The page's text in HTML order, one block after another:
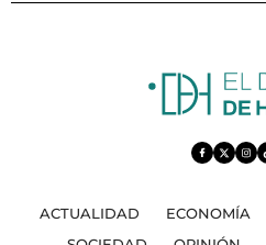
ACTUALIDAD ECONOMÍA